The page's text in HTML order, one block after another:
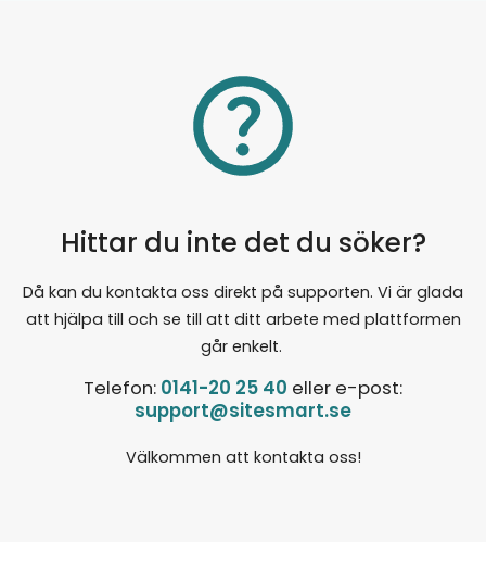
Hittar du inte det du söker?
Då kan du kontakta oss direkt på supporten. Vi är glada
att hjälpa till och se till att ditt arbete med plattformen
går enkelt.
Telefon: 0141-20 25 40 eller e-post:
support@sitesmart.se
Välkommen att kontakta oss!